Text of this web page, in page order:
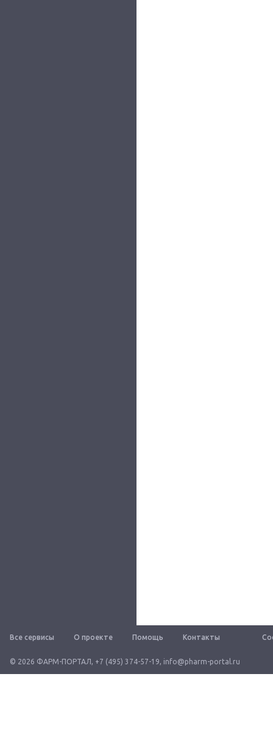
Все сервисы О проекте Помощь Контакты
© 2026 ФАРМ-ПОРТАЛ, +7 (495) 374-57-19, info@pharm-portal.ru